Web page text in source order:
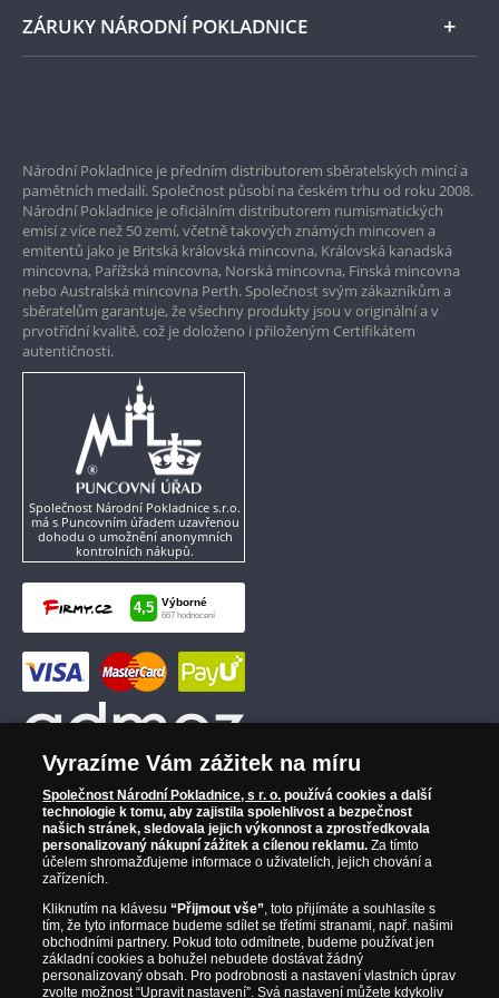
mnoha zeměmi a je členem různých
ZÁRUKY NÁRODNÍ POKLADNICE
Garance nejvyšší kvality
Pouze originální produkty
Národní Pokladnice je předním distributorem sběratelských mincí a
pamětních medailí. Společnost působí na českém trhu od roku 2008.
Národní Pokladnice je oficiálním distributorem numismatických
emisí z více než 50 zemí, včetně takových známých mincoven a
emitentů jako je Britská královská mincovna, Královská kanadská
mincovna, Pařížská mincovna, Norská mincovna, Finská mincovna
nebo Australská mincovna Perth. Společnost svým zákazníkům a
sběratelům garantuje, že všechny produkty jsou v originální a v
prvotřídní kvalitě, což je doloženo i přiloženým Certifikátem
autentičnosti.
Společnost Národní Pokladnice s.r.o.
má s Puncovním úřadem uzavřenou
dohodu o umožnění anonymních
kontrolních nákupů.
Vyrazíme Vám zážitek na míru
Společnost Národní Pokladnice, s r. o. používá cookies a další
technologie k tomu, aby zajistila spolehlivost a bezpečnost
našich stránek, sledovala jejich výkonnost a zprostředkovala
personalizovaný nákupní zážitek a cílenou reklamu. Za tímto
účelem shromažďujeme informace o uživatelích, jejich chování a
zařízeních.
Kliknutím na klávesu“Přijmout vše”, toto přijímáte a souhlasíte s
tím, že tyto informace budeme sdílet se třetími stranami, např. našimi
obchodními partnery. Pokud toto odmítnete, budeme používat jen
základní cookies a bohužel nebudete dostávat žádný
personalizovaný obsah. Pro podrobnosti a nastavení vlastních úprav
zvolte možnost “Upravit nastavení”. Svá nastavení můžete kdykoliv